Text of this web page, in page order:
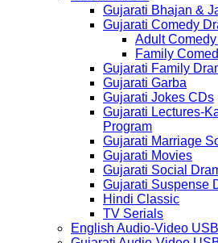
Gujarati Bhajan &
Gujarati Comedy
Adult
Family
Gujarati Family
Gujarati Garba
Gujarati Jokes CDs
Gujarati Lectures-
Program
Gujarati Marriage
Gujarati Movies
Gujarati Social
Gujarati Suspense
Hindi Classic
TV Serials
English Audio-Video